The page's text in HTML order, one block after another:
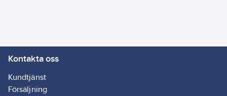
Kontakta oss
Kundtjänst
Försäljning